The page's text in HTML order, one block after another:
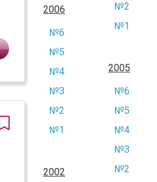
№2
№1
2006
№6
№5
№4
№3
№2
№1
2005
№6
№5
№4
№3
№2
2002